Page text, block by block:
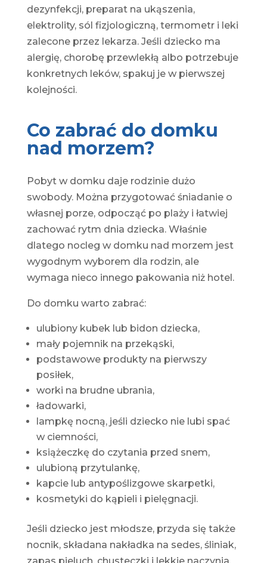
dezynfekcji, preparat na ukąszenia,
elektrolity, sól fizjologiczną, termometr i leki
zalecone przez lekarza. Jeśli dziecko ma
alergię, chorobę przewlekłą albo potrzebuje
konkretnych leków, spakuj je w pierwszej
kolejności.
Co zabrać do domku
nad morzem?
Pobyt w domku daje rodzinie dużo
swobody. Można przygotować śniadanie o
własnej porze, odpocząć po plaży i łatwiej
zachować rytm dnia dziecka. Właśnie
dlatego nocleg w domku nad morzem jest
wygodnym wyborem dla rodzin, ale
wymaga nieco innego pakowania niż hotel.
Do domku warto zabrać:
ulubiony kubek lub bidon dziecka,
mały pojemnik na przekąski,
podstawowe produkty na pierwszy
posiłek,
worki na brudne ubrania,
ładowarki,
lampkę nocną, jeśli dziecko nie lubi spać
w ciemności,
książeczkę do czytania przed snem,
ulubioną przytulankę,
kapcie lub antypoślizgowe skarpetki,
kosmetyki do kąpieli i pielęgnacji.
Jeśli dziecko jest młodsze, przyda się także
nocnik, składana nakładka na sedes, śliniak,